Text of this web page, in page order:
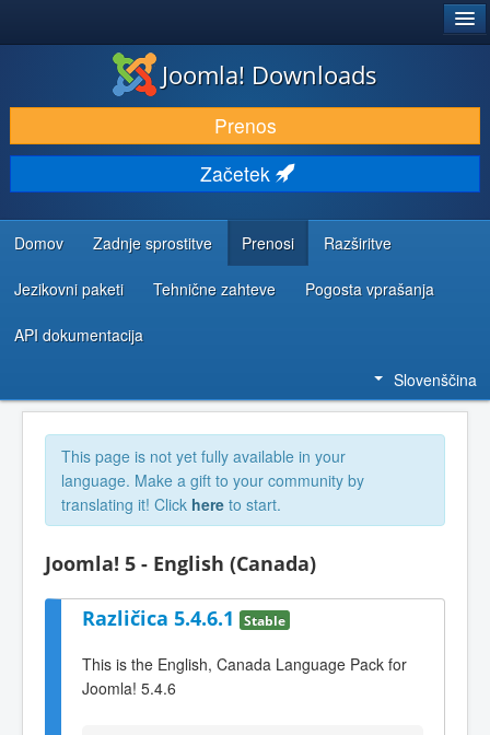
PRENESI IN RAZŠIRI
ODKRIJTE & IZVEJTE
SKUPNOST IN PODPORA
VIRI ZA RAZVIJALCE
Joomla! Downloads
Prenos
Začetek
Domov Zadnje sprostitve Prenosi Razširitve
Jezikovni paketi Tehnične zahteve Pogosta vprašanja
API dokumentacija
Slovenščina
This page is not yet fully available in your
language. Make a gift to your community by
translating it! Click here to start.
Joomla! 5 - English (Canada)
Različica 5.4.6.1 Stable
This is the English, Canada Language Pack for
Joomla! 5.4.6